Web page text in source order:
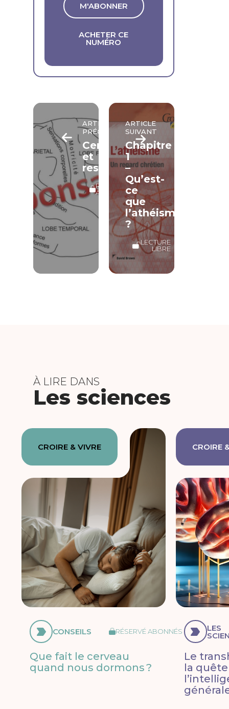
M'ABONNER
ACHETER CE
NUMÉRO
ARTICLE
PRÉCÉDENT
Cerveau
et
responsabilité
RÉSERVÉ
ABONNÉS
ARTICLE
SUIVANT
Chapitre
1
–
Qu’est-
ce
que
l’athéisme
?
LECTURE
LIBRE
À LIRE DANS
Les sciences
CROIRE & VIVRE
CONSEILS RÉSERVÉ ABONNÉS
Que fait le cerveau
quand nous dormons ?
CROIRE
LES
Le
la